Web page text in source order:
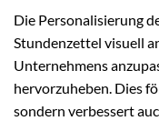
Die Personalisierung
Stundenzettel visuell
Unternehmens
hervorzuheben. Dies
sondern verbessert